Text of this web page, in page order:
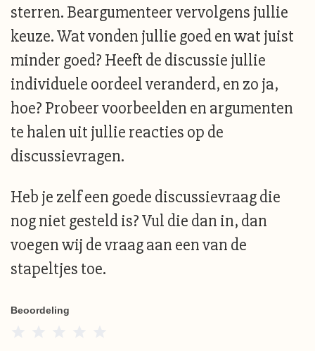
sterren. Beargumenteer vervolgens jullie
keuze. Wat vonden jullie goed en wat juist
minder goed? Heeft de discussie jullie
individuele oordeel veranderd, en zo ja,
hoe? Probeer voorbeelden en argumenten
te halen uit jullie reacties op de
discussievragen.
Heb je zelf een goede discussievraag die
nog niet gesteld is? Vul die dan in, dan
voegen wij de vraag aan een van de
stapeltjes toe.
Beoordeling